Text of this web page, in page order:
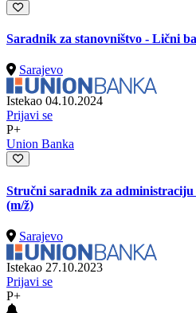
Saradnik za stanovništvo - Lični
Sarajevo
Istekao 04.10.2024
Prijavi se
P+
Union Banka
Stručni saradnik za
(m/ž)
Sarajevo
Istekao 27.10.2023
Prijavi se
P+